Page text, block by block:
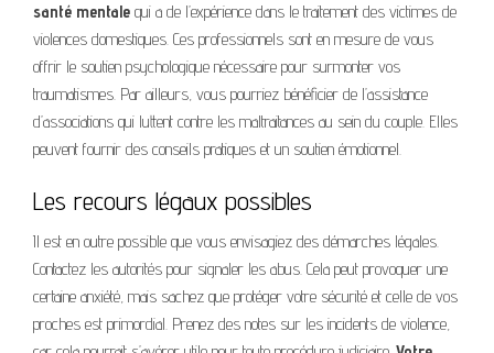
santé mentale qui a de l’expérience dans le traitement des victimes de
violences domestiques. Ces professionnels sont en mesure de vous
offrir le soutien psychologique nécessaire pour surmonter vos
traumatismes. Par ailleurs, vous pourriez bénéficier de l’assistance
d’associations qui luttent contre les maltraitances au sein du couple. Elles
peuvent fournir des conseils pratiques et un soutien émotionnel.
Les recours légaux possibles
Il est en outre possible que vous envisagiez des démarches légales.
Contactez les autorités pour signaler les abus. Cela peut provoquer une
certaine anxiété, mais sachez que protéger votre sécurité et celle de vos
proches est primordial. Prenez des notes sur les incidents de violence,